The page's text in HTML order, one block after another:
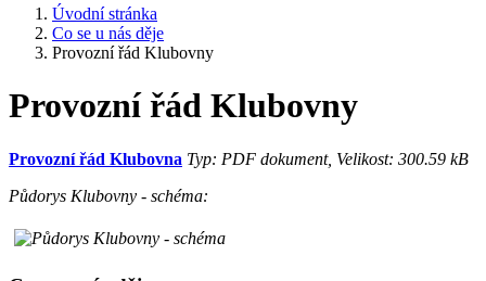
Úvodní stránka
Co se u nás děje
Provozní řád Klubovny
Provozní řád Klubovny
Provozní řád Klubovna Typ: PDF dokument, Velikost: 300.59 kB
Půdorys Klubovny - schéma: